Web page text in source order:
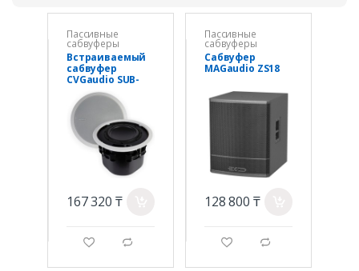
Пассивные
сабвуферы
Встраиваемый
сабвуфер
CVGaudio SUB-
S8T 80W(100V)
167 320 ₸
g d
Пассивные
сабвуферы
Сабвуфер
MAGaudio ZS18
128 800 ₸
g d